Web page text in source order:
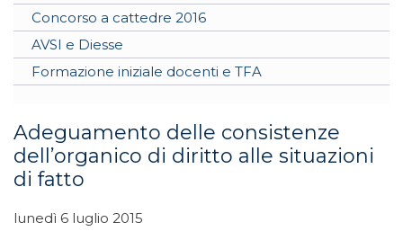
Concorso a cattedre 2016
AVSI e Diesse
Formazione iniziale docenti e TFA
Adeguamento delle consistenze
dell’organico di diritto alle situazioni
di fatto
lunedì 6 luglio 2015